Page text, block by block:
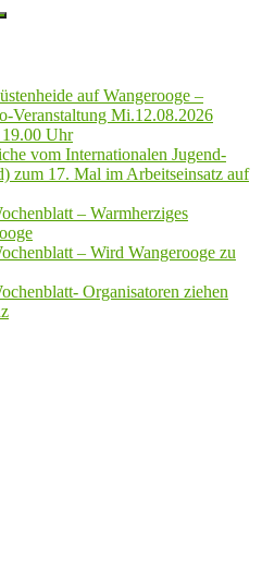
auf Wangerooge –
Veranstaltung Mi.12.08.2026
Uhr
vom Internationalen Jugend-
zum 17. Mal im Arbeitseinsatz auf
– Warmherziges
– Wird Wangerooge zu
Organisatoren ziehen